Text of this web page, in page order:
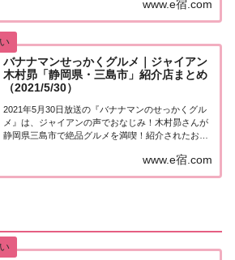
超人気唐揚げなど、紹介されたお店やメニューをま
とめました！詳しくはこちら！日村さんが「静...
www.e宿.com
バナナマンせっかくグルメ｜ジャイアン
木村昴「静岡県・三島市」紹介店まとめ
（2021/5/30）
2021年5月30日放送の『バナナマンのせっかくグル
メ』は、ジャイアンの声でおなじみ！木村昴さんが
静岡県三島市で絶品グルメを満喫！紹介されたお店
「静岡県三島市」でグルメ探し地元の人に「せっか
くこの町に来たなら食べたほうがいいグルメは何
www.e宿.com